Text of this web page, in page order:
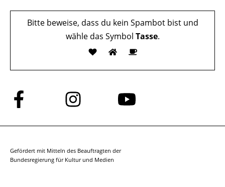
Bitte beweise, dass du kein Spambot bist und
wähle das Symbol Tasse.
Folge
uns
auf
Folge
uns
auf
Folge
auf
Gefördert mit Mitteln des Beauftragten der
Bundesregierung für Kultur und Medien